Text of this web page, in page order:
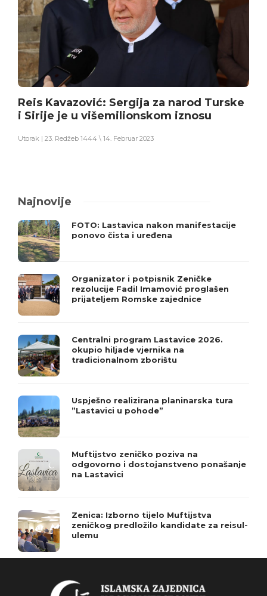
Reis Kavazović: Sergija za narod Turske
i Sirije je u višemilionskom iznosu
Utorak | 23. Redžeb 1444 \ 14. Februar 2023
Najnovije
FOTO: Lastavica nakon manifestacije
ponovo čista i uređena
Organizator i potpisnik Zeničke
rezolucije Fadil Imamović proglašen
prijateljem Romske zajednice
Centralni program Lastavice 2026.
okupio hiljade vjernika na
tradicionalnom zborištu
Uspješno realizirana planinarska tura
”Lastavici u pohode”
Muftijstvo zeničko poziva na
odgovorno i dostojanstveno ponašanje
na Lastavici
Zenica: Izborno tijelo Muftijstva
zeničkog predložilo kandidate za reisul-
ulemu